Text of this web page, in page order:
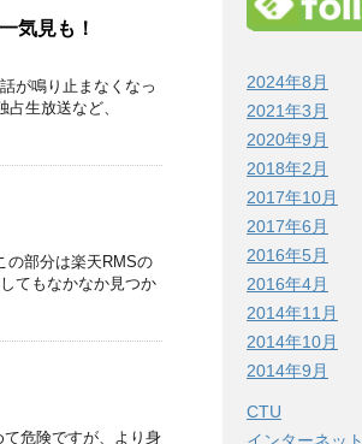
気見も！
が鳴り止まなくなっ
生放送など、
の部分は楽天RMSの
てもなかなか見つか
危険ですが、より身
2024年8月
2021年3月
2020年9月
2018年2月
2017年10月
2017年6月
2016年5月
2016年4月
2014年11月
2014年10月
2014年9月
CTU